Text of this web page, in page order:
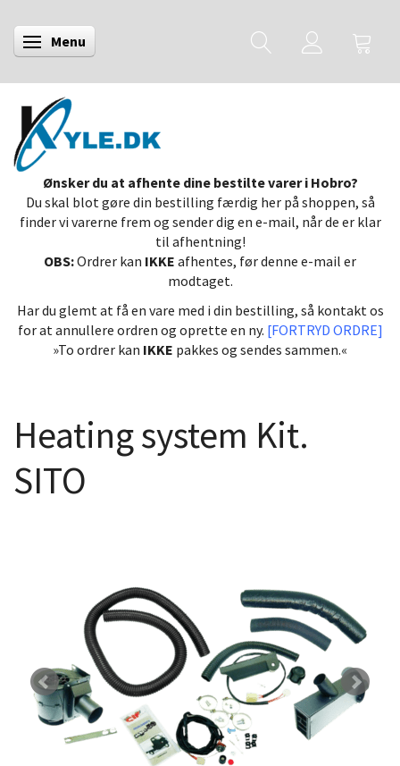
Skifte navigation
Menu
Ønsker du at afhente dine bestilte varer i Hobro?
Du skal blot gøre din bestilling færdig her på shoppen, så
finder vi varerne frem og sender dig en e-mail, når de er klar
til afhentning!
OBS:Ordrer kan IKKE afhentes, før denne e-mail er
modtaget.
Har du glemt at få en vare med i din bestilling, så kontakt os
for at annullere ordren og oprette en ny. [FORTRYD ORDRE]
»To ordrer kan IKKE pakkes og sendes sammen.«
Heating system Kit.
SITO